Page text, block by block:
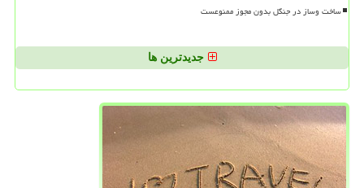
ساخت وساز در جنگل بدون مجوز ممنوعست
جدیدترین ها